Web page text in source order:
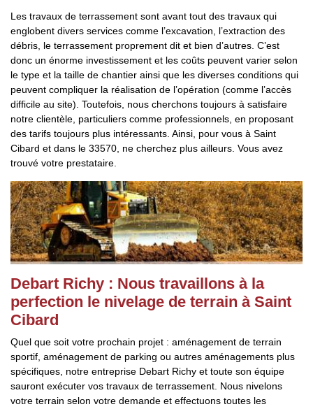
Les travaux de terrassement sont avant tout des travaux qui
englobent divers services comme l’excavation, l’extraction des
débris, le terrassement proprement dit et bien d’autres. C’est
donc un énorme investissement et les coûts peuvent varier selon
le type et la taille de chantier ainsi que les diverses conditions qui
peuvent compliquer la réalisation de l’opération (comme l’accès
difficile au site). Toutefois, nous cherchons toujours à satisfaire
notre clientèle, particuliers comme professionnels, en proposant
des tarifs toujours plus intéressants. Ainsi, pour vous à Saint
Cibard et dans le 33570, ne cherchez plus ailleurs. Vous avez
trouvé votre prestataire.
Debart Richy : Nous travaillons à la
perfection le nivelage de terrain à Saint
Cibard
Quel que soit votre prochain projet : aménagement de terrain
sportif, aménagement de parking ou autres aménagements plus
spécifiques, notre entreprise Debart Richy et toute son équipe
sauront exécuter vos travaux de terrassement. Nous nivelons
votre terrain selon votre demande et effectuons toutes les